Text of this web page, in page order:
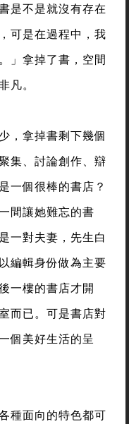
是不是就沒有存在
可是在過程中，我
」拿掉了書，空間
凡。
，拿掉書剩下幾個
集、討論創作、辯
一個很棒的書店？
間讓她難忘的書
一對夫妻，先生白
編輯身份做為主要
一樓的書店才開
而已。可是書店對
個美好生活的呈
種面向的特色都可